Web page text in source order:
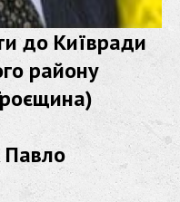
до Київради
району
Павло